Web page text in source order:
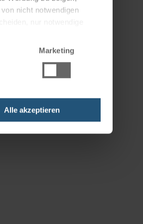
nicht notwendigen
Marketing
Alle akzeptieren